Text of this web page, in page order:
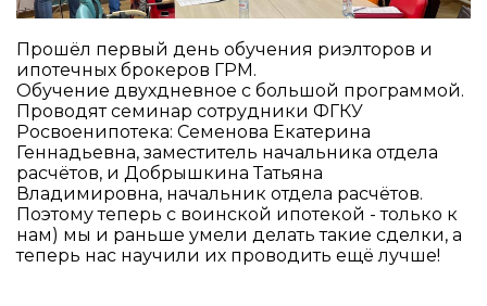
Прошёл первый день обучения риэлторов и
ипотечных брокеров ГРМ.
Обучение двухдневное с большой программой.
Проводят семинар сотрудники ФГКУ
Росвоенипотека: Семенова Екатерина
Геннадьевна, заместитель начальника отдела
расчётов, и Добрышкина Татьяна
Владимировна, начальник отдела расчётов.
Поэтому теперь с воинской ипотекой - только к
нам) мы и раньше умели делать такие сделки, а
теперь нас научили их проводить ещё лучше!